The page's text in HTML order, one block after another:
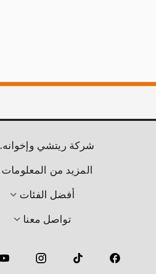
شركة ريتشي وإخوانه.
المزيد من المعلومات
أفضل الفئات
تواصل معنا